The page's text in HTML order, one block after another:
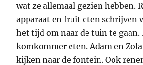
wat ze allemaal gezien hebben.
apparaat en fruit eten schrijven
het tijd om naar de tuin te gaan.
komkommer eten. Adam en
kijken naar de fontein. Ook